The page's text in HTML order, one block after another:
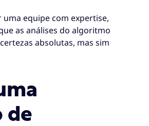
equipe com expertise,
as análises do algoritmo
absolutas, mas sim
de